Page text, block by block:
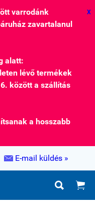
varrodánk
zavartalanul
alatt:
lévő termékek
között a szállítás
a hosszabb
X
 E-mail küldés »
 